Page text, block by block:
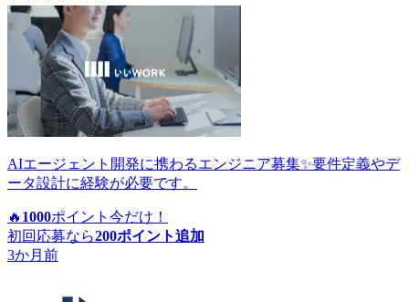
AIエージェント開発に携わるエンジニア募集✨要件定義やデ
ータ設計に経験が必要です。
🔥 1000ポイント 今だけ！
初回応募なら200ポイント追加
3か月前